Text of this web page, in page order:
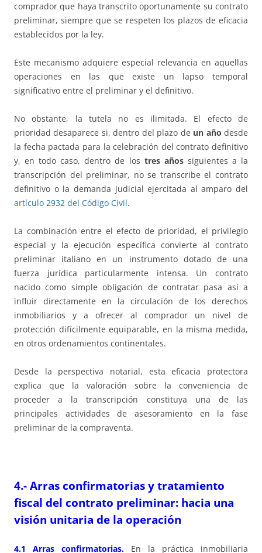
comprador que haya transcrito oportunamente su contrato
preliminar, siempre que se respeten los plazos de eficacia
establecidos por la ley.
Este mecanismo adquiere especial relevancia en aquellas
operaciones en las que existe un lapso temporal
significativo entre el preliminar y el definitivo.
No obstante, la tutela no es ilimitada. El efecto de
prioridad desaparece si, dentro del plazo de un año desde
la fecha pactada para la celebración del contrato definitivo
y, en todo caso, dentro de los tres añossiguientes a la
transcripción del preliminar, no se transcribe el contrato
definitivo o la demanda judicial ejercitada al amparo del
artículo 2932 del Código Civil.
La combinación entre el efecto de prioridad, el privilegio
especial y la ejecución específica convierte al contrato
preliminar italiano en un instrumento dotado de una
fuerza jurídica particularmente intensa. Un contrato
nacido como simple obligación de contratar pasa así a
influir directamente en la circulación de los derechos
inmobiliarios y a ofrecer al comprador un nivel de
protección difícilmente equiparable, en la misma medida,
en otros ordenamientos continentales.
Desde la perspectiva notarial, esta eficacia protectora
explica que la valoración sobre la conveniencia de
proceder a la transcripción constituya una de las
principales actividades de asesoramiento en la fase
preliminar de la compraventa.
4.- Arras confirmatorias y tratamiento
fiscal del contrato preliminar: hacia una
visión unitaria de la operación
4.1 Arras confirmatorias. En la práctica inmobiliaria